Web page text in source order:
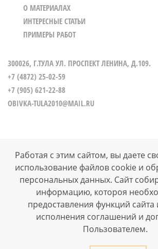
Работая с этим сайтом, вы даете
использование файлов cookie и
персональных данных. Сайт
информацию, котороя
предоставления функций сайта
исполнения соглашений и
Пользователем.
О МАТЕРИАЛАХ
ИНТЕРЕСНЫЕ СТАТЬИ
ПРИМЕРЫ РАБОТ
300026, Г.ТУЛА УЛ. ПРОСПЕКТ ЛЕНИНА, Д.109.
+7 (4872) 25-02-59
+7 (905) 621-22-88
OBIVKA-TULA2010@MAIL.RU
ВСЕ ПРАВА ЗАЩИЩЕНЫ © 2026
РАЗРАБОТКА И ПРОДВИЖЕНИЕ САЙТОВ
"ВЕРТОЛЁТ"